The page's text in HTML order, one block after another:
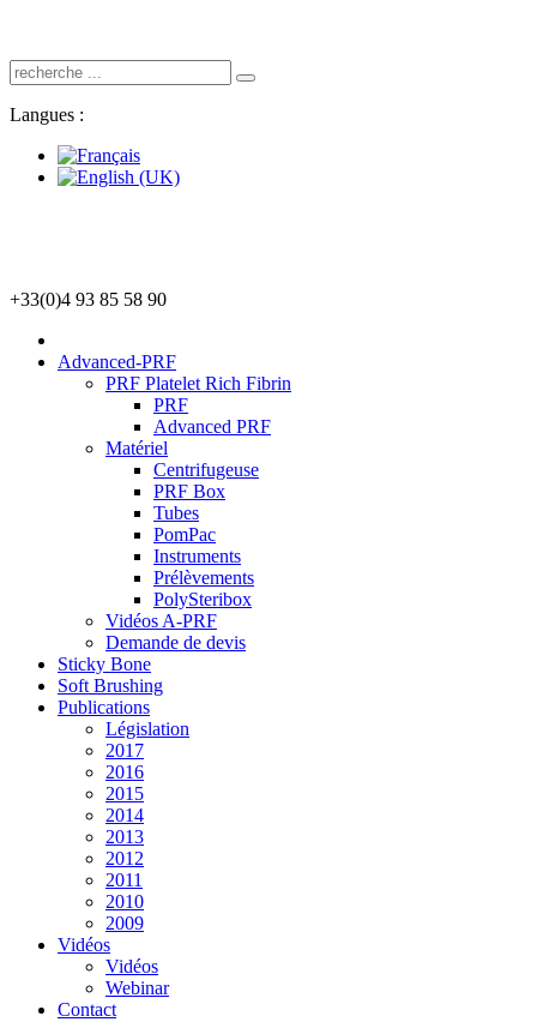
Langues :
+33(0)4 93 85 58 90
Advanced-PRF
PRF Platelet Rich Fibrin
PRF
Advanced PRF
Matériel
Centrifugeuse
PRF Box
Tubes
PomPac
Instruments
Prélèvements
PolySteribox
Vidéos A-PRF
Demande de devis
Sticky Bone
Soft Brushing
Publications
Législation
2017
2016
2015
2014
2013
2012
2011
2010
2009
Vidéos
Vidéos
Webinar
Contact